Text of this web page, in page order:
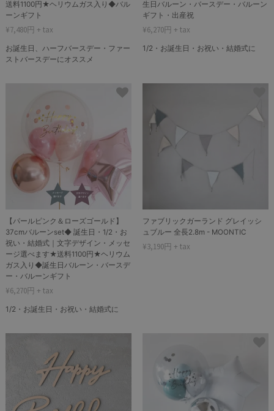
送料1100円★ヘリウムガス入り◆バル
ーンギフト
¥7,480円 + tax
お誕生日、ハーフバースデー・ファー
ストバースデーにオススメ
生日バルーン・バースデー・バルーン
ギフト・出産祝
¥6,270円 + tax
1/2・お誕生日・お祝い・結婚式に
【パールピンク＆ローズゴールド】
37cmバルーンset◆ 誕生日・1/2・お
祝い・結婚式｜文字デザイン・メッセ
ージ選べます★送料1100円★ヘリウム
ガス入り◆誕生日バルーン・バースデ
ー・バルーンギフト
¥6,270円 + tax
1/2・お誕生日・お祝い・結婚式に
ファブリックガーランド グレイッシ
ュブルー 全長2.8m - MOONTIC
¥3,190円 + tax